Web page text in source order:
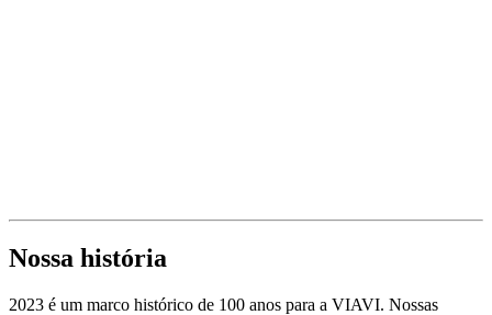
Nossa história
2023 é um marco histórico de 100 anos para a VIAVI. Nossas